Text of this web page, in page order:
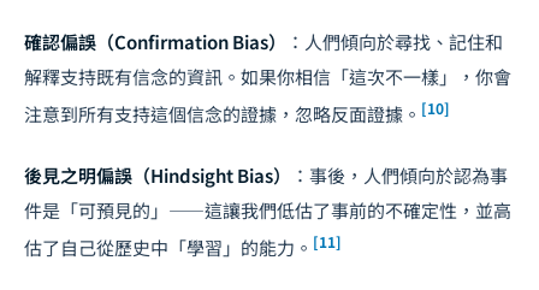
確認偏誤（Confirmation Bias）
：人們傾向於尋找、記住和
解釋支持既有信念的資訊。如果你相信「這次不一樣」，你會
注意到所有支持這個信念的證據，忽略反面證據。 [10]
後見之明偏誤（Hindsight Bias）
：事後，人們傾向於認為事
件是「可預見的」——這讓我們低估了事前的不確定性，並高
估了自己從歷史中「學習」的能力。 [11]